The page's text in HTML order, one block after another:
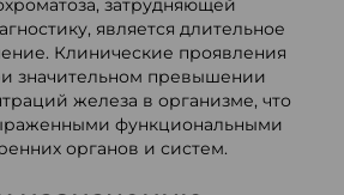
затрудняющей
является длительное
Клинические проявления
значительном превышении
железа в организме, что
функциональными
органов и систем.